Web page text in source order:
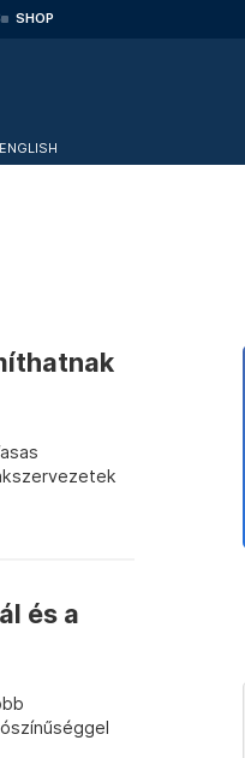
SHOP
ENGLISH
és a